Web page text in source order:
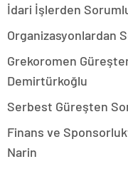
İdari İşlerden
Organizasyonlardan
Grekoromen
Demirtürkoğlu
Serbest Güreşten
Finans ve
Narin